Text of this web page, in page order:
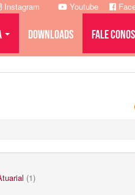
(1)
Instagram Youtube
DOWNLOADS FALE